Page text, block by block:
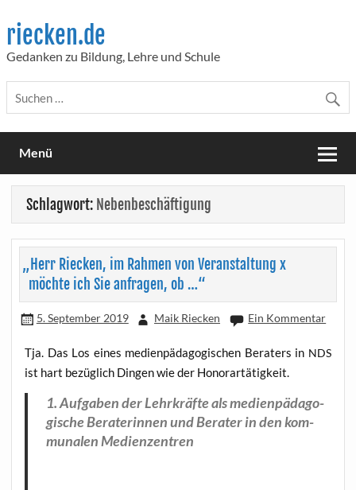
content
riecken.de
Gedanken zu Bildung, Lehre und Schule
Menü
Schlagwort: Nebenbeschäftigung
„ Herr Riecken, im Rahmen von Veranstaltung x
möchte ich Sie anfragen, ob …“
5. September 2019 Maik Riecken Ein Kommentar
Tja. Das Los eines medi­en­päd­ago­gi­schen Bera­ters in NDS
ist hart bezüg­lich Din­gen wie der Honorartätigkeit.
1. Auf­ga­ben der Lehr­kräf­te als medi­en­päd­ago­
gi­sche Bera­te­rin­nen und Bera­ter in den kom­
mu­na­len Medienzentren